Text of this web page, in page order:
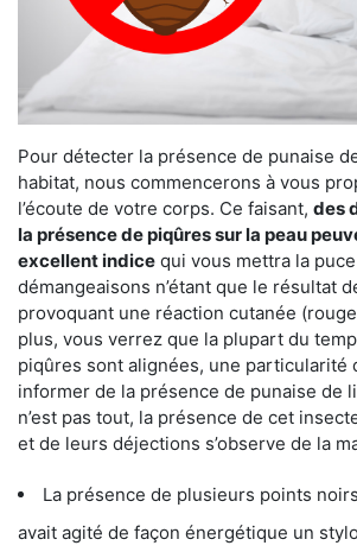
Pour détecter la présence de punaise
habitat, nous commencerons à vous
l’écoute de votre corps. Ce faisant, des
la présence de piqûres sur la peau
excellent indice qui vous mettra la puce
démangeaisons n’étant que le résultat
provoquant une réaction cutanée
plus, vous verrez que la plupart du
piqûres sont alignées, une particularité
informer de la présence de punaise de
n’est pas tout, la présence de cet
et de leurs déjections s’observe de la
La présence de plusieurs points
avait agité de façon énergétique un